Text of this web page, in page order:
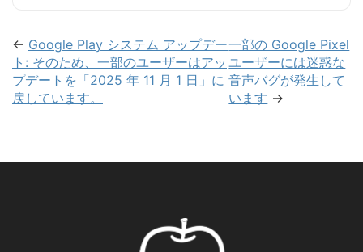
← Google Play システム アップデー
ト: そのため、一部のユーザーはアッ
プデートを「2025 年 11 月 1 日」に
戻しています。
一部の Google Pixel
ユーザーには迷惑な
音声バグが発生して
います →